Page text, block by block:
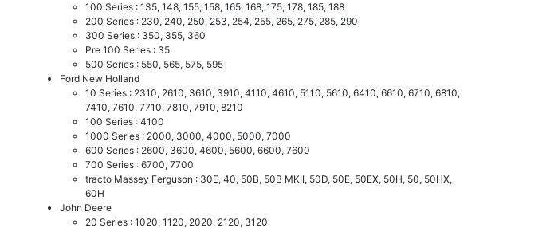
100 Series : 135, 148, 155, 158, 165, 168, 175, 178, 185, 188
200 Series : 230, 240, 250, 253, 254, 255, 265, 275, 285, 290
300 Series : 350, 355, 360
Pre 100 Series : 35
500 Series : 550, 565, 575, 595
Ford New Holland
10 Series : 2310, 2610, 3610, 3910, 4110, 4610, 5110, 5610, 6410, 6610, 6710, 6810,
7410, 7610, 7710, 7810, 7910, 8210
100 Series : 4100
1000 Series : 2000, 3000, 4000, 5000, 7000
600 Series : 2600, 3600, 4600, 5600, 6600, 7600
700 Series : 6700, 7700
tracto Massey Ferguson : 30E, 40, 50B, 50B MKII, 50D, 50E, 50EX, 50H, 50, 50HX,
60H
John Deere
20 Series : 1020, 1120, 2020, 2120, 3120